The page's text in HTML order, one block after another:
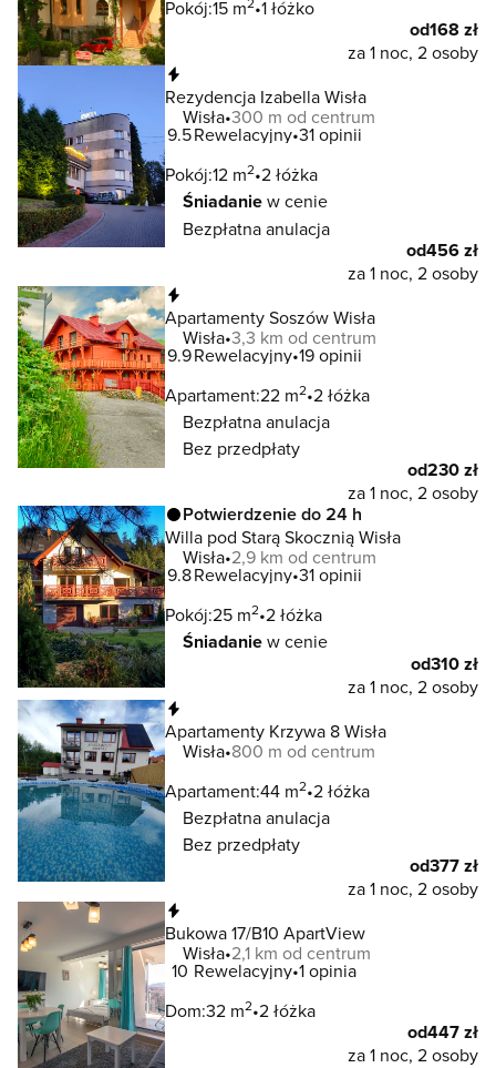
Pokój:15 m 1 łóżko
od168 zł
za 1 noc, 2 osoby
Rezydencja Izabella Wisła
Wisła 300 m od centrum
9.5Rewelacyjny 31 opinii
Pokój:12 m2 2 łóżka
Śniadaniew cenie
Bezpłatna anulacja
od456 zł
za 1 noc, 2 osoby
Apartamenty Soszów Wisła
Wisła 3,3 km od centrum
9.9Rewelacyjny 19 opinii
Apartament:22 m2 2 łóżka
Bezpłatna anulacja
Bez przedpłaty
od230 zł
za 1 noc, 2 osoby
Potwierdzenie do 24 h
Willa pod Starą Skocznią Wisła
Wisła 2,9 km od centrum
9.8Rewelacyjny 31 opinii
Pokój:25 m2 2 łóżka
Śniadaniew cenie
od310 zł
za 1 noc, 2 osoby
Apartamenty Krzywa 8 Wisła
Wisła 800 m od centrum
Apartament:44 m2 2 łóżka
Bezpłatna anulacja
Bez przedpłaty
od377 zł
za 1 noc, 2 osoby
Bukowa 17/B10 ApartView
Wisła 2,1 km od centrum
10 Rewelacyjny 1 opinia
Dom:32 m2 2 łóżka
od447 zł
za 1 noc, 2 osoby